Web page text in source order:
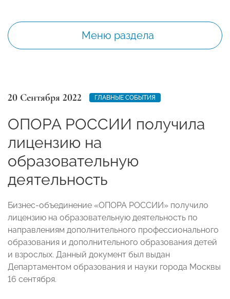
Меню раздела
20 Сентября 2022 ГЛАВНЫЕ СОБЫТИЯ
ОПОРА РОССИИ получила
лицензию на
образовательную
деятельность
Бизнес-объединение «ОПОРА РОССИИ» получило
лицензию на образовательную деятельность по
направлениям дополнительного профессионального
образования и дополнительного образования детей
и взрослых. Данный документ был выдан
Департаментом образования и науки города Москвы
16 сентября.